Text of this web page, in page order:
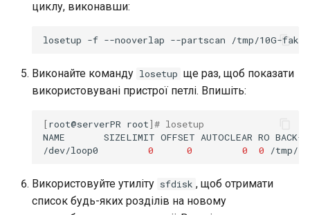
циклу, виконавши:
losetup -f --nooverlap --partscan
Виконайте команду losetup ще раз, щоб показати
використовувані пристрої петлі. Впишіть:
[root@serverPR root]# losetup
NAME
SIZELIMIT OFFSET AUTOCLEAR RO BACK-
/dev/loop0
0 0 0 0 /tmp/
Використовуйте утиліту sfdisk , щоб отримати
список будь-яких розділів на новому